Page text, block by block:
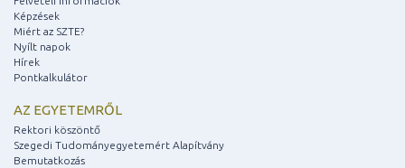
Képzések
Miért az SZTE?
Nyílt napok
Hírek
Pontkalkulátor
AZ EGYETEMRŐL
Rektori köszöntő
Szegedi Tudományegyetemért Alapítvány
Bemutatkozás